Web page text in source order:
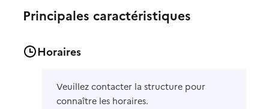
Principales caractéristiques
Horaires
Veuillez contacter la structure pour
connaître les horaires.